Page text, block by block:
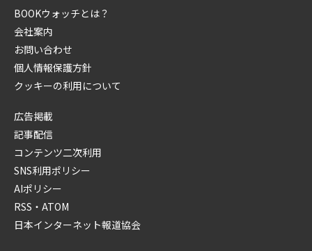
BOOKウォッチとは？
会社案内
お問い合わせ
個人情報保護方針
クッキーの利用について
広告掲載
記事配信
コンテンツ二次利用
SNS利用ポリシー
AIポリシー
RSS・ATOM
日本インターネット報道協会